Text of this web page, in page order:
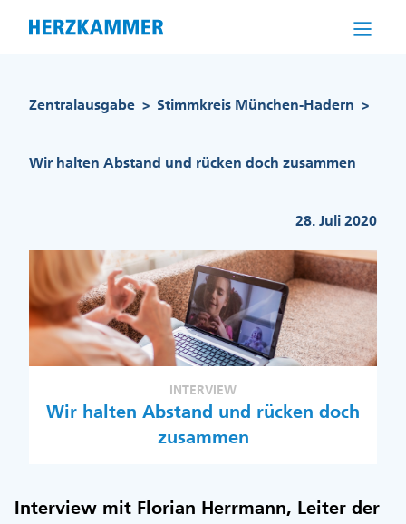
Zentralausgabe > Stimmkreis München-Hadern >
Wir halten Abstand und rücken doch zusammen
28. Juli 2020
INTERVIEW
Wir halten Abstand und rücken doch
zusammen
Interview mit Florian Herrmann, Leiter der